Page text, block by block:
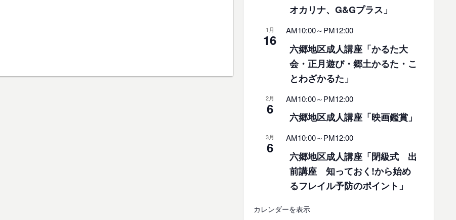
オカリナ、G&Gプラス」
1月
16
AM10:00～PM12:00
六郷地区成人講座「かるた大
会・正月遊び・郷土かるた・こ
とわざかるた」
2月
6
AM10:00～PM12:00
六郷地区成人講座「映画鑑賞」
3月
6
AM10:00～PM12:00
六郷地区成人講座「閉級式 出
前講座 知っておく!から始め
るフレイル予防のポイント」
カレンダーを表示